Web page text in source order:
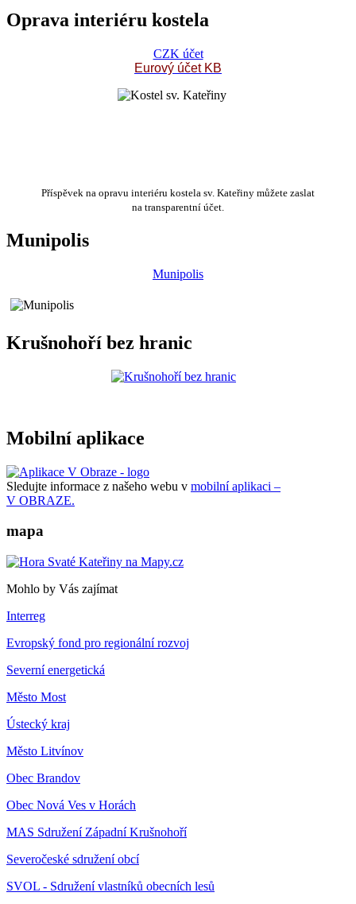
Oprava interiéru kostela
CZK účet
Eurový účet KB
Příspěvek na opravu interiéru kostela sv. Kateřiny můžete zaslat
na transparentní účet.
Munipolis
Munipolis
Krušnohoří bez hranic
Mobilní aplikace
Sledujte informace z našeho webu v mobilní aplikaci –
V OBRAZE.
mapa
Mohlo by Vás zajímat
Interreg
Evropský fond pro regionální rozvoj
Severní energetická
Město Most
Ústecký kraj
Město Litvínov
Obec Brandov
Obec Nová Ves v Horách
MAS Sdružení Západní Krušnohoří
Severočeské sdružení obcí
SVOL - Sdružení vlastníků obecních lesů